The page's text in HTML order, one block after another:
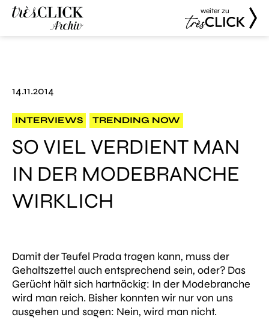
weiter zu
14.11.2014
INTERVIEWS TRENDING NOW
SO VIEL VERDIENT MAN
IN DER MODEBRANCHE
WIRKLICH
Damit der Teufel Prada tragen kann, muss der
Gehaltszettel auch entsprechend sein, oder? Das
Gerücht hält sich hartnäckig: In der Modebranche
wird man reich. Bisher konnten wir nur von uns
ausgehen und sagen: Nein, wird man nicht.